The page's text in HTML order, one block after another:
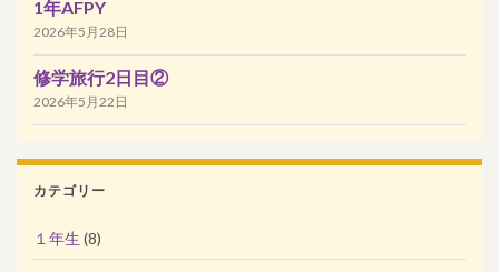
1年AFPY
2026年5月28日
修学旅行2日目②
2026年5月22日
カテゴリー
１年生 (8)